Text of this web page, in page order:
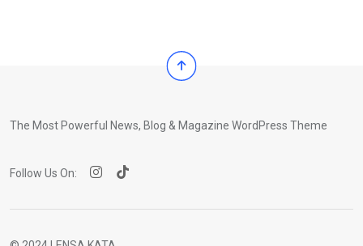
The Most Powerful News, Blog & Magazine WordPress Theme
Follow Us On: